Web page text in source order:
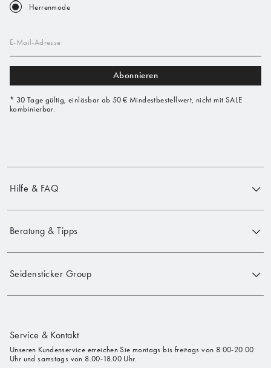
Herrenmode
E-Mail-Adresse
Abonnieren
* 30 Tage gültig, einlösbar ab 50 € Mindestbestellwert, nicht mit SALE
kombinierbar.
Hilfe & FAQ
Beratung & Tipps
Seidensticker Group
Service & Kontakt
Unseren Kundenservice erreichen Sie montags bis freitags von 8.00-20.00
Uhr und samstags von 8.00-18.00 Uhr.